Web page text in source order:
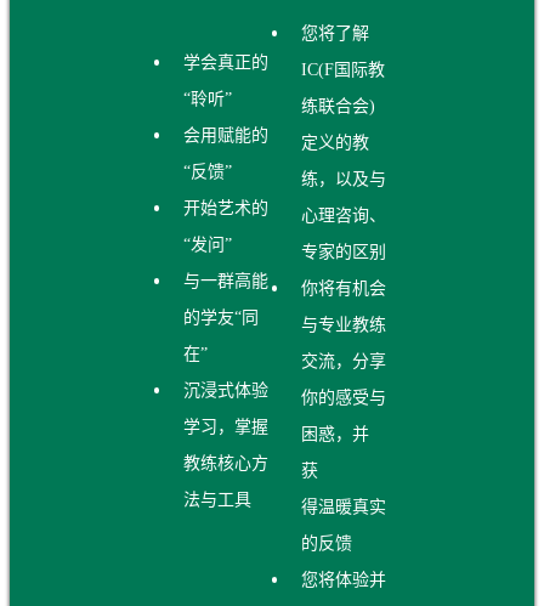
学会真正的
“聆听”
会用赋能的
“反馈”
开始艺术的
“发问”
与一群高能
的学友“同
在”
沉浸式体验
学习，掌握
教练核心方
法与工具
您将了解
IC(F国际教
练联合会)
定义的教
练，以及与
心理咨询、
专家的区别
你将有机会
与专业教练
交流，分享
你的感受与
困惑，并
获
得温暖真实
的反馈
您将体验并